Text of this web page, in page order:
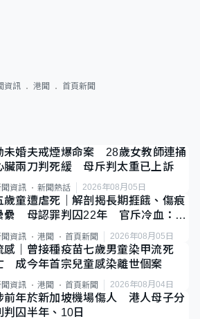
資訊 港聞 首頁新聞
未婚夫戒煙爆命案 28歲女教師連捅
臟兩刀判死緩 母斥判太重已上訴
資訊 新聞熱話 2026年08月05日
歲童遭虐死｜解剖揭長期捱餓、傷痕
纍 母認罪判囚22年 官斥冷血：同
案最惡劣
資訊 港聞 首頁新聞 2026年08月05日
感｜曾接種疫苗七歲男童染甲流死
成今年首宗兒童感染離世個案
資訊 港聞 首頁新聞 2026年08月04日
前年於新加坡機場傷人 港人母子分
判囚半年、10日